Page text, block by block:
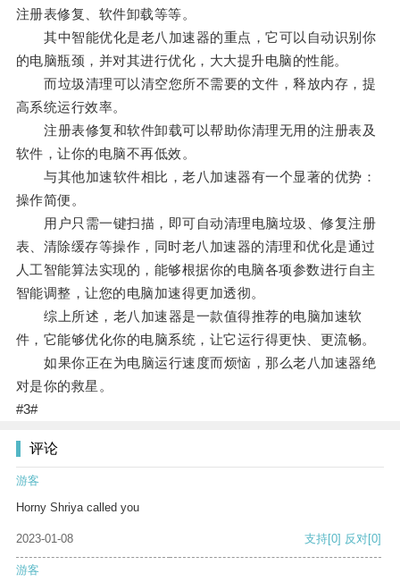
注册表修复、软件卸载等等。
其中智能优化是老八加速器的重点，它可以自动识别你
的电脑瓶颈，并对其进行优化，大大提升电脑的性能。
而垃圾清理可以清空您所不需要的文件，释放内存，提
高系统运行效率。
注册表修复和软件卸载可以帮助你清理无用的注册表及
软件，让你的电脑不再低效。
与其他加速软件相比，老八加速器有一个显著的优势：
操作简便。
用户只需一键扫描，即可自动清理电脑垃圾、修复注册
表、清除缓存等操作，同时老八加速器的清理和优化是通过
人工智能算法实现的，能够根据你的电脑各项参数进行自主
智能调整，让您的电脑加速得更加透彻。
综上所述，老八加速器是一款值得推荐的电脑加速软
件，它能够优化你的电脑系统，让它运行得更快、更流畅。
如果你正在为电脑运行速度而烦恼，那么老八加速器绝
对是你的救星。
#3#
评论
游客
Horny Shriya called you
2023-01-08 支持[0] 反对[0]
游客